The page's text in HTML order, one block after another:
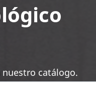
nuestro catálogo.